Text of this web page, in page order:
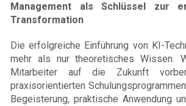
Management als Schlüssel zur
Transformation
Die erfolgreiche Einführung von KI-
mehr als nur theoretisches Wissen.
Mitarbeiter auf die Zukunft
praxisorientierten
Begeisterung, praktische Anwendung